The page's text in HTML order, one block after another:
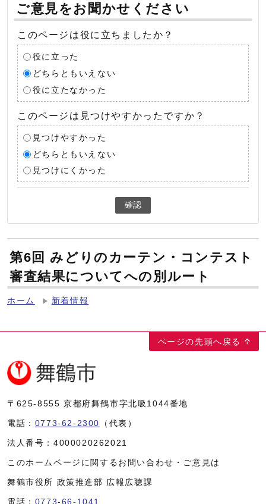
ご意見をお聞かせください
このページは役に立ちましたか？
役に立った
どちらともいえない
役に立たなかった
このページは見つけやすかったですか？
見つけやすかった
どちらともいえない
見つけにくかった
確認
第6回 みどりのカーテン・コンテスト
審査結果についてへの別ルート
ホーム 新着情報
ページの先頭へ戻る
〒625-8555 京都府舞鶴市字北吸1044番地
電話： 0773-62-2300 （代表）
法人番号： 4000020262021
このホームページに関するお問い合わせ・ご意見は
舞鶴市役所 政策推進部 広報広聴課
電話： 0773-66-1041